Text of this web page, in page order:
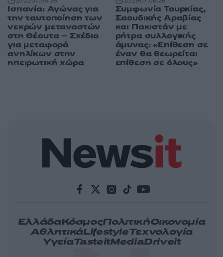
Ισπανία: Αγώνας για
την ταυτοποίηση των
νεκρών μεταναστών
στη Θέουτα – Σχέδιο
για μεταφορά
ανηλίκων στην
ηπειρωτική χώρα
Συμφωνία Τουρκίας,
Σαουδικής Αραβίας
και Πακιστάν με
ρήτρα συλλογικής
άμυνας: «Επίθεση σε
έναν θα θεωρείται
επίθεση σε όλους»
ΕλλάδαΚόσμοςΠολιτικήΟικονομία
ΑθλητικάLifestyleΤεχνολογία
ΥγείαTasteitMediaDriveit